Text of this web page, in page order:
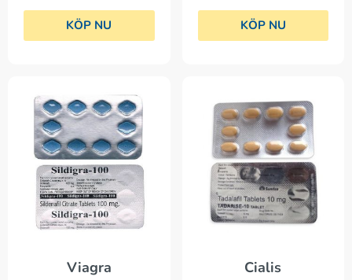
KÖP NU KÖP NU
Viagra Cialis